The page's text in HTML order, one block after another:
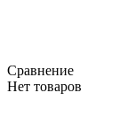
Сравнение
Нет товаров